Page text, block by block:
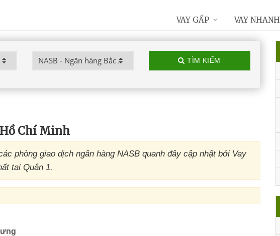
TÌM KIẾM
Chí Minh
phòng giao dịch ngân hàng NASB quanh đây cập nhật bởi Vay
tại Quận 1.
VAY GẤP VAY NHANH